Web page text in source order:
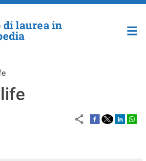
Salta al contenuto principale
di laurea in